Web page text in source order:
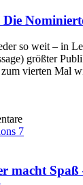
so weit – in
größter
vierten Mal
macht